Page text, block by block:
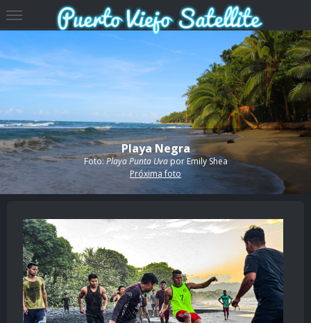
Playa Negra
Foto:Playa Punta Uvapor Emily Shea
Próxima foto